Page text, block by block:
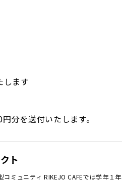
します
分を送付いたします。
ト
ミュニティ RIKEJO CAFEでは学年１年